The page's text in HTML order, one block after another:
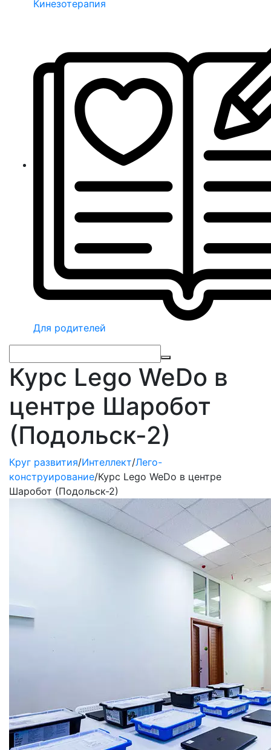
Кинезотерапия
Для родителей
Курс Lego WeDo в
центре Шаробот
(Подольск-2)
Круг развития/Интеллект/Лего-
конструирование/Курс Lego WeDo в центре
Шаробот (Подольск-2)